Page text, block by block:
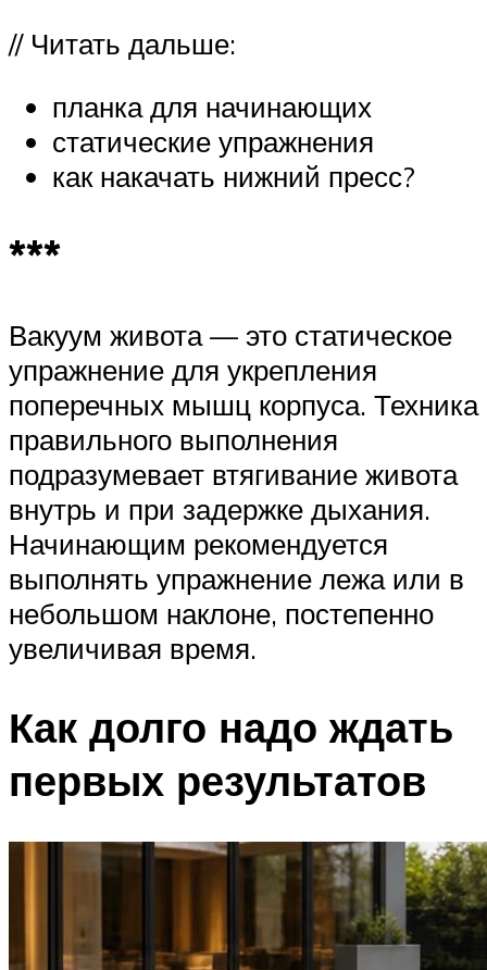
// Читать дальше:
планка для начинающих
статические упражнения
как накачать нижний пресс?
***
Вакуум живота — это статическое
упражнение для укрепления
поперечных мышц корпуса. Техника
правильного выполнения
подразумевает втягивание живота
внутрь и при задержке дыхания.
Начинающим рекомендуется
выполнять упражнение лежа или в
небольшом наклоне, постепенно
увеличивая время.
Как долго надо ждать
первых результатов